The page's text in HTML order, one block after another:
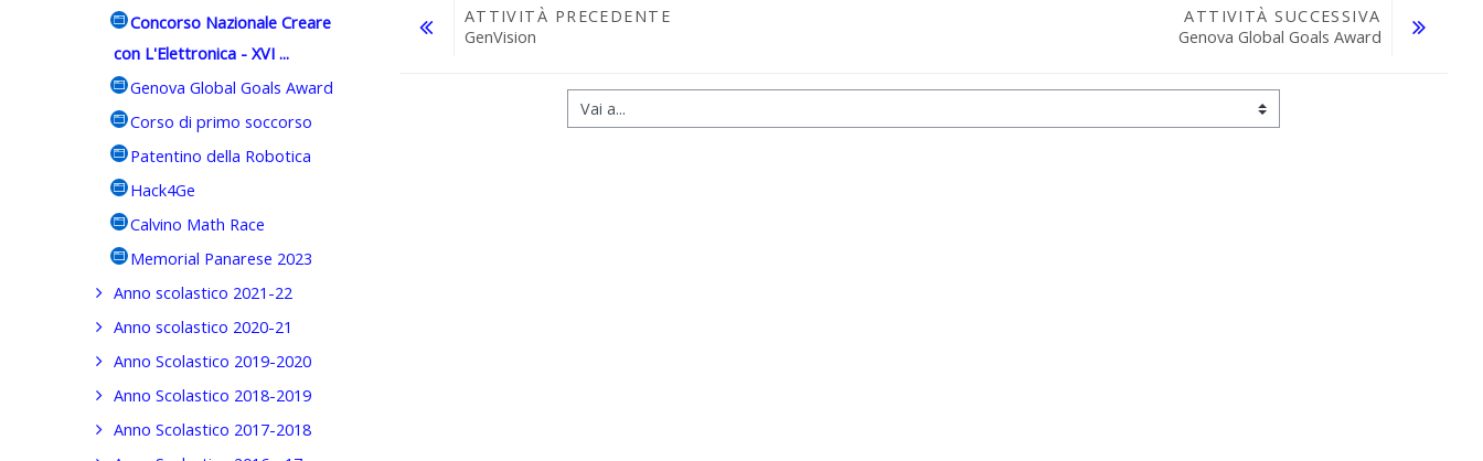
ATTIVITÀ PRECEDENTE
GenVision
ATTIVITÀ SUCCESSIVA
Genova Global Goals Award
Concorso Nazionale Creare
con L'Elettronica - XVI ...
Genova Global Goals Award
Corso di primo soccorso
Patentino della Robotica
Hack4Ge
Calvino Math Race
Memorial Panarese 2023
Anno scolastico 2021-22
Anno scolastico 2020-21
Anno Scolastico 2019-2020
Anno Scolastico 2018-2019
Anno Scolastico 2017-2018